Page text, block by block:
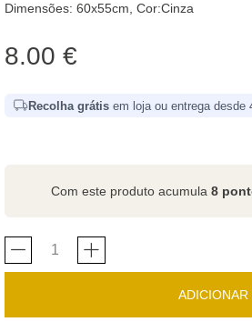
Dimensões: 60x55cm, Cor:Cinza
8.00 €
Recolha grátis em loja ou entrega desde
Com este produto acumula8